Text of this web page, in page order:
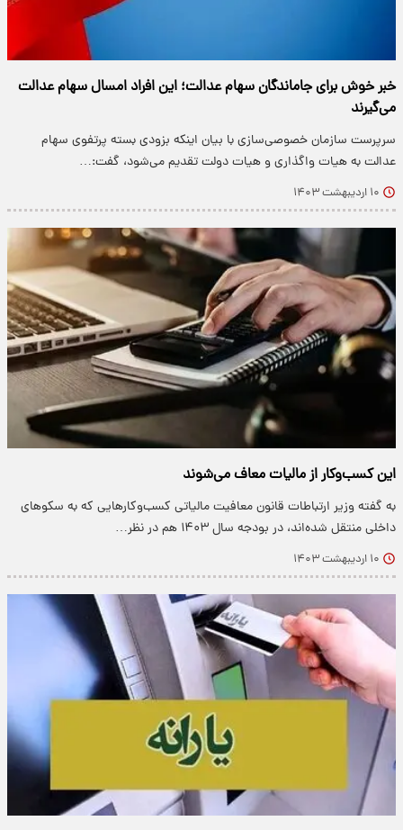
خبر خوش برای جاماندگان سهام عدالت؛ این افراد امسال سهام عدالت
می‌گیرند
سرپرست سازمان خصوصی‌سازی با بیان اینکه بزودی بسته پرتفوی سهام
عدالت به هیات واگذاری و هیات دولت تقدیم می‌شود، گفت:…
۱۰ اردیبهشت ۱۴۰۳
این کسب‌وکار از مالیات معاف می‌شوند
به گفته وزیر ارتباطات قانون معافیت مالیاتی کسب‌وکارهایی که به سکوهای
داخلی منتقل شده‌اند، در بودجه سال ۱۴۰۳ هم در نظر…
۱۰ اردیبهشت ۱۴۰۳